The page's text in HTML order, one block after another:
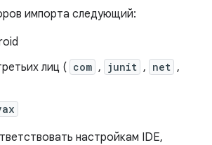
импорта следующий:
лиц ( com , junit , net ,
настройкам IDE,